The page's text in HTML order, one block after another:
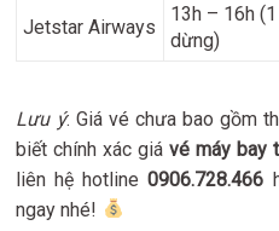
Jetstar Airways
13h – 16h
dừng)
Lưu ý: Giá vé chưa bao gồm
biết chính xác giávé máy bay
liên hệ hotline0906.728.466
ngay nhé!